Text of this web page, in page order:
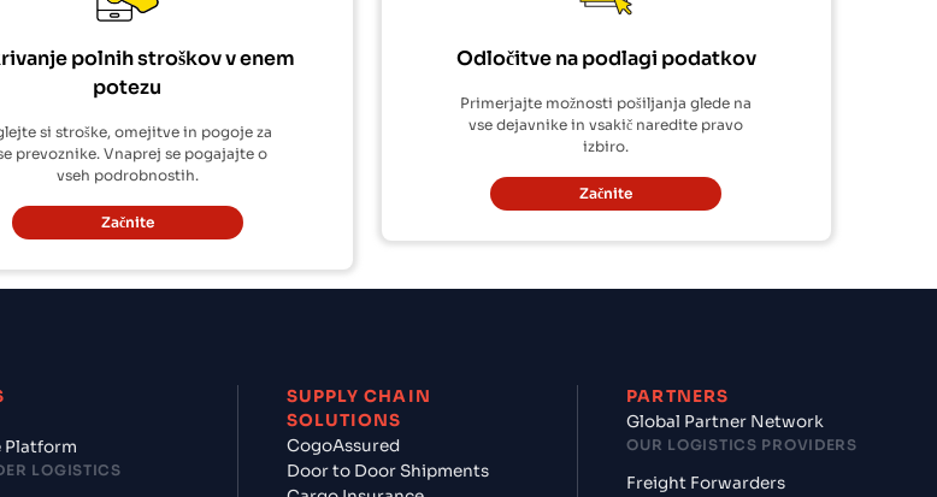
polnih stroškov v enem
potezu
si stroške, omejitve in pogoje za
prevoznike. Vnaprej se pogajajte o
vseh podrobnostih.
Začnite
Odločitve na podlagi podatkov
Primerjajte možnosti pošiljanja glede na
vse dejavnike in vsakič naredite pravo
izbiro.
Začnite
Platform
LOGISTICS
SUPPLY CHAIN
SOLUTIONS
CogoAssured
Door to Door Shipments
PARTNERS
Global Partner Network
OUR LOGISTICS PROVIDERS
Freight Forwarders